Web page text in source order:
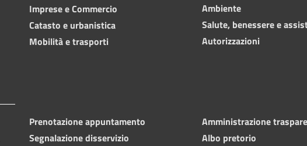
Imprese e Commercio
Catasto e urbanistica
Mobilità e trasporti
Ambiente
Salute, benessere e
Autorizzazioni
Prenotazione appuntamento
Segnalazione disservizio
Amministrazione
Albo pretorio